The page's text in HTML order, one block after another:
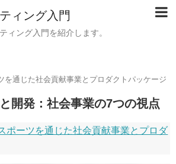
ィング入門
ィング入門を紹介します。
を通じた社会貢献事業とプロダクトパッケージ
開発：社会事業の7つの視点
ポーツを通じた社会貢献事業とプロダ